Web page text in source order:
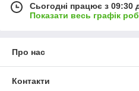
Сьогодні працює з 09:30
Показати весь графік
Про нас
Контакти